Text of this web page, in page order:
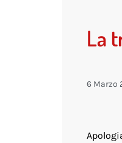
La
6 Marzo